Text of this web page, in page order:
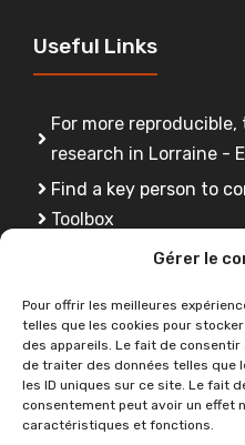
Gérer le
Pour offrir les meilleures
telles que les cookies pour
des appareils. Le fait de
de traiter des données telles que
les ID uniques sur ce site. Le fait
consentement peut avoir un effet
caractéristiques et fonctions.
Useful Links
For more
research in Lorraine -
Find a key person to
Toolbox
Do you have a